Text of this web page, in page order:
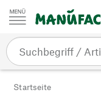
Zum Inhalt springen
Startseite